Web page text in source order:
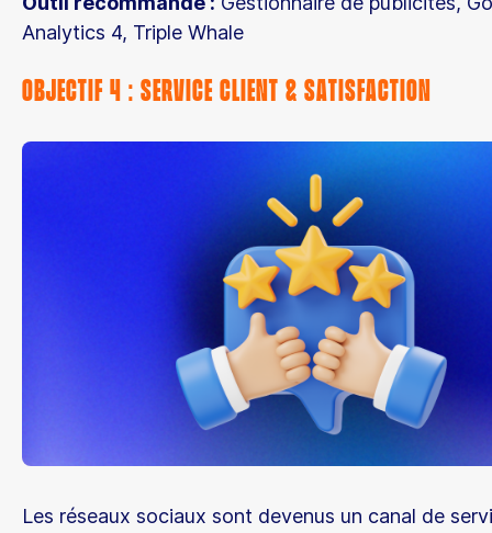
Analytics 4, Triple Whale
Objectif 4 : Service Client & Satisfaction
Les réseaux sociaux sont devenus un canal de